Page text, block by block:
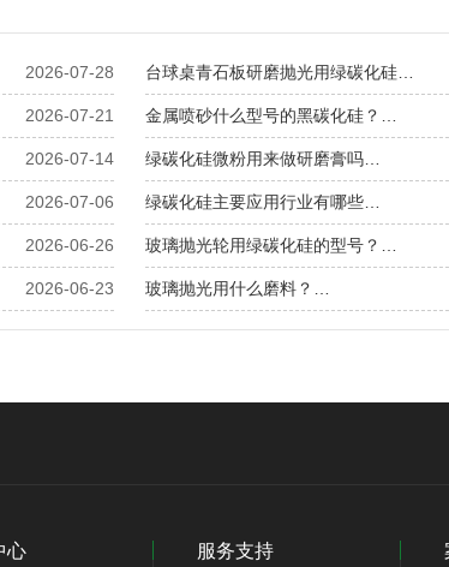
2026-07-28 台球桌青石板研磨抛光用绿碳化硅…
2026-07-21 金属喷砂什么型号的黑碳化硅？…
2026-07-14 绿碳化硅微粉用来做研磨膏吗…
2026-07-06 绿碳化硅主要应用行业有哪些…
2026-06-26 玻璃抛光轮用绿碳化硅的型号？…
2026-06-23 玻璃抛光用什么磨料？…
心 服务支持